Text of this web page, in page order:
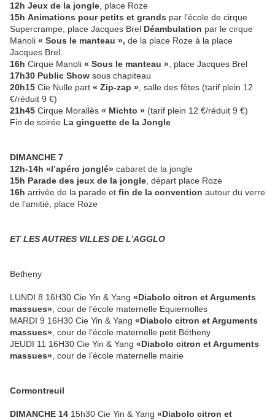
12h Jeux de la jongle , place Roze
15h Animations pour petits et grands par l’école de cirque
Supercrampe, place Jacques Brel Déambulation par le cirque
Manoli « Sous le manteau », de la place Roze à la place
Jacques Brel.
16h Cirque Manoli « Sous le manteau » , place Jacques Brel
17h30 Public Show sous chapiteau
20h15 Cie Nulle part « Zip-zap » , salle des fêtes (tarif plein 12
€/réduit 9 €)
21h45 Cirque Morallès « Michto » (tarif plein 12 €/réduit 9 €)
Fin de soirée La ginguette de la Jongle
DIMANCHE 7
12h-14h «l’apéro jonglé» cabaret de la jongle
15h Parade des jeux de la jongle , départ place Roze
16h arrivée de la parade et fin de la convention autour du verre
de l’amitié, place Roze
ET LES AUTRES VILLES DE L’AGGLO
Betheny
LUNDI 8 16H30 Cie Yin & Yang «Diabolo citron et Arguments
massues» , cour de l’école maternelle Equiernolles
MARDI 9 16H30 Cie Yin & Yang «Diabolo citron et Arguments
massues» , cour de l’école maternelle petit Bétheny
JEUDI 11 16H30 Cie Yin & Yang «Diabolo citron et Arguments
massues» , cour de l’école maternelle mairie
Cormontreuil
DIMANCHE 14 15h30 Cie Yin & Yang «Diabolo citron et